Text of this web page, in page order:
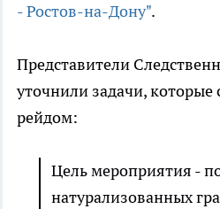
- Ростов-на-Дону".
Представители
уточнили задачи, которые
рейдом:
Цель мероприятия -
натурализованных